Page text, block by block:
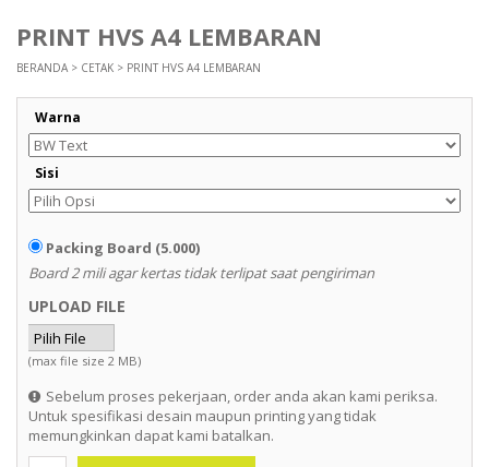
PRINT HVS A4 LEMBARAN
BERANDA > CETAK > PRINT HVS A4 LEMBARAN
Warna
Sisi
Board 2 mili agar kertas tidak terlipat saat pengiriman
Packing Board (5.000)
UPLOAD FILE
(max file size 2 MB)
Sebelum proses pekerjaan, order anda akan kami periksa.
Untuk spesifikasi desain maupun printing yang tidak
memungkinkan dapat kami batalkan.